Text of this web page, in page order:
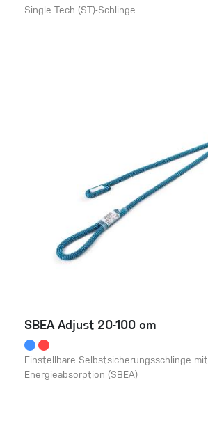
Single Tech (ST)-Schlinge
SBEA Adjust 20-100 cm
Einstellbare Selbstsicherungsschlinge mit
Energieabsorption (SBEA)